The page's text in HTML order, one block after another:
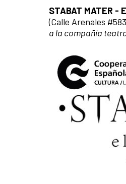
STABAT MATER -
(Calle Arenales
a la compañía